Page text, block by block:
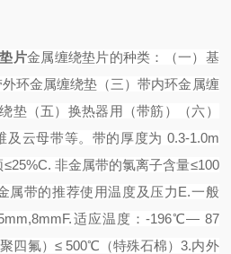
片金属缠绕垫片的种类：（一）基
环金属缠绕垫（三）带内环金属缠
垫（五）换热器用（带筋）（六）
及云母带等。带的厚度为 0.3-1.0m
非金属带的氯离子含量≤100
属带的推荐使用温度及压力E.一般
F.适应温度：-196℃— 87
四氟）≤ 500℃（特殊石棉）3.内外